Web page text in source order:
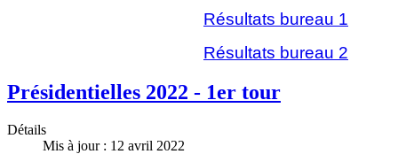
Résultats bureau 1
Résultats bureau 2
Présidentielles 2022 - 1er tour
Détails
Mis à jour : 12 avril 2022